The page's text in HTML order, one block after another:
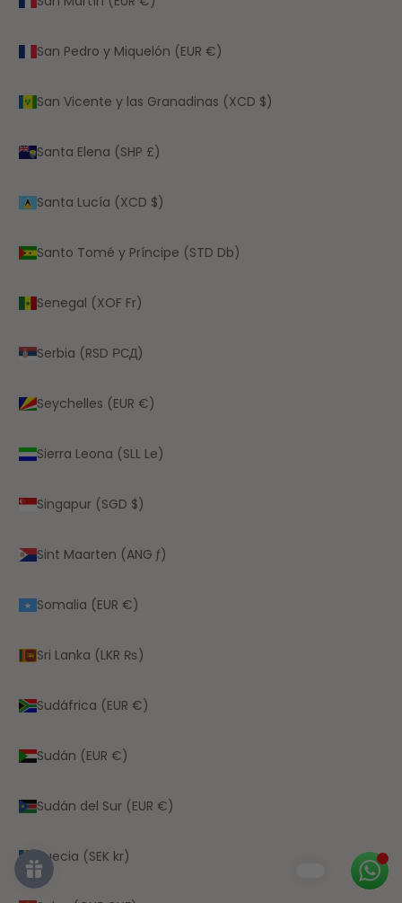
San Pedro y Miquelón (EUR €)
San Vicente y las Granadinas (XCD $)
Santa Elena (SHP £)
Santa Lucía (XCD $)
Santo Tomé y Príncipe (STD Db)
Senegal (XOF Fr)
Serbia (RSD РСД)
Seychelles (EUR €)
Sierra Leona (SLL Le)
Singapur (SGD $)
Sint Maarten (ANG ƒ)
Somalia (EUR €)
Sri Lanka (LKR ₨)
Sudáfrica (EUR €)
Sudán (EUR €)
Sudán del Sur (EUR €)
Suecia (SEK kr)